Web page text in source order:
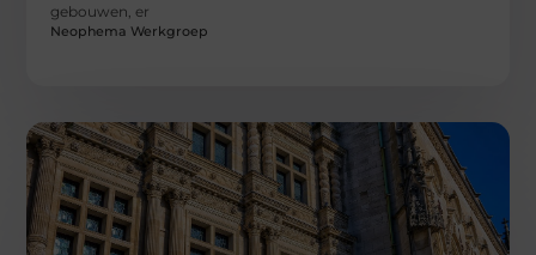
gebouwen, er
Neophema Werkgroep